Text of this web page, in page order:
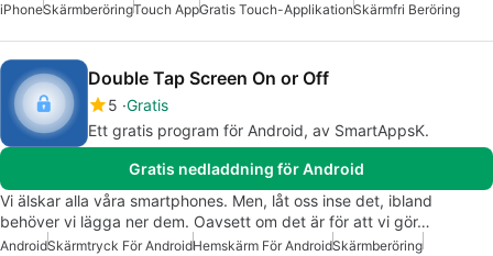
iPhoneSkärmberöringTouch AppGratis Touch-ApplikationSkärmfri Beröring
Double Tap Screen On or Off
5 Gratis
Ett gratis program för Android, av SmartAppsK.
Gratis nedladdning för Android
Vi älskar alla våra smartphones. Men, låt oss inse det, ibland
behöver vi lägga ner dem. Oavsett om det är för att vi gör…
AndroidSkärmtryck För AndroidHemskärm För AndroidSkärmberöring